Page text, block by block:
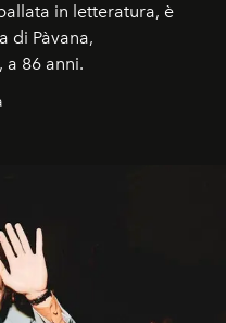
in letteratura, è
di Pàvana,
86 anni.